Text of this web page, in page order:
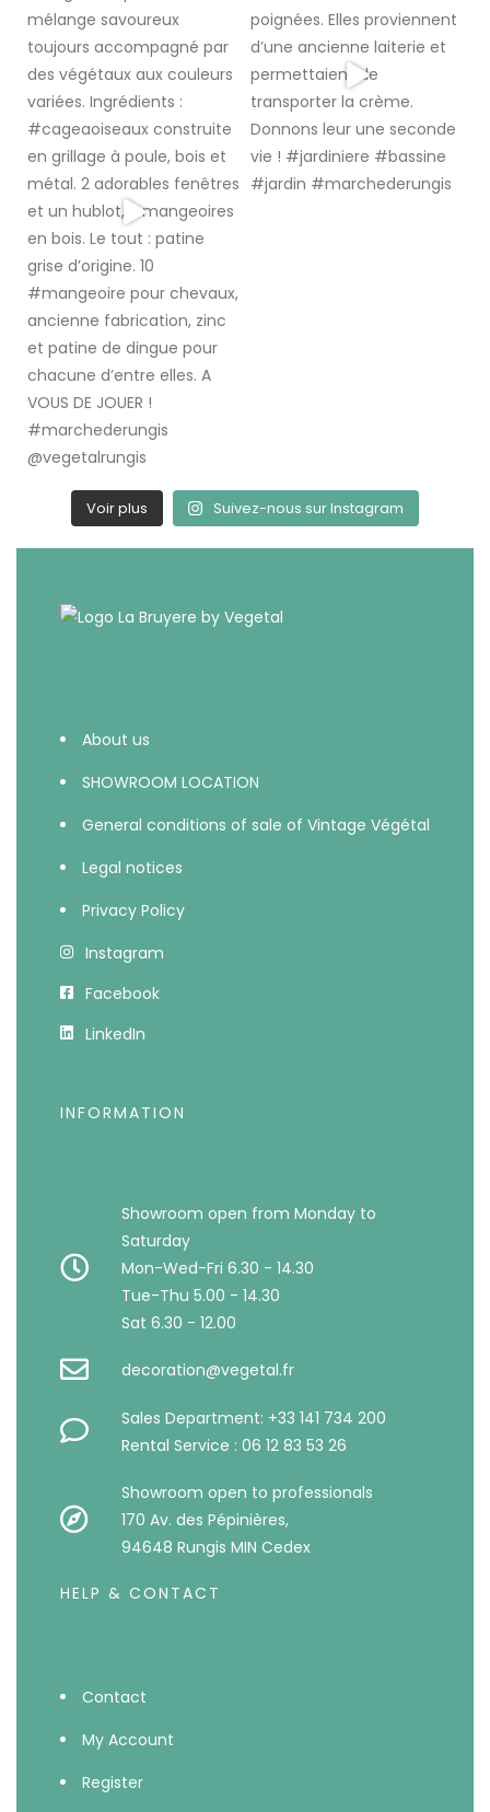
Voir plus Suivez-nous sur Instagram
About us
SHOWROOM LOCATION
General conditions of sale of Vintage Végétal
Legal notices
Privacy Policy
Instagram
Facebook
LinkedIn
INFORMATION
Showroom open from Monday to
Saturday
Mon-Wed-Fri 6.30 - 14.30
Tue-Thu 5.00 - 14.30
Sat 6.30 - 12.00
decoration@vegetal.fr
Sales Department: +33 141 734 200
Rental Service : 06 12 83 53 26
Showroom open to professionals
170 Av. des Pépinières,
94648 Rungis MIN Cedex
HELP & CONTACT
Contact
My Account
Register